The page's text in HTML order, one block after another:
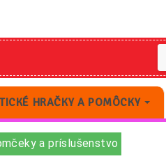
HRAČKY A POMÔCKY
a príslušenstvo